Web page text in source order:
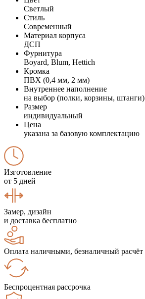
Светлый
Стиль
Современный
Материал корпуса
ДСП
Фурнитура
Boyard, Blum, Hettich
Кромка
ПВХ (0,4 мм, 2 мм)
Внутреннее наполнение
на выбор (полки, корзины, штанги)
Размер
индивидуальный
Цена
указана за базовую комплектацию
Изготовление
от 5 дней
Замер, дизайн
и доставка бесплатно
Оплата наличными, безналичный расчёт
Беспроцентная рассрочка